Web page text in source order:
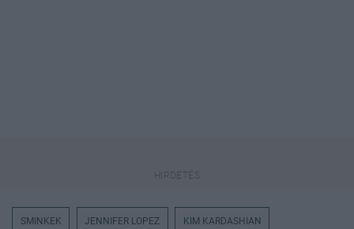
SMINKEK JENNIFER LOPEZ KIM KARDASHIAN